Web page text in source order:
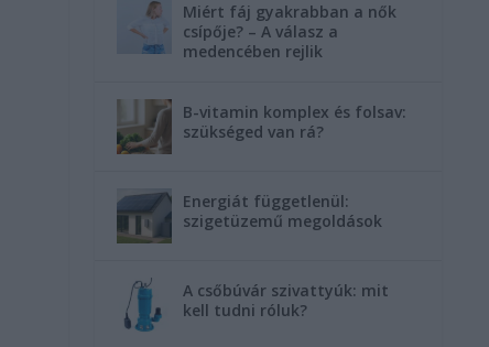
Miért fáj gyakrabban a nők
csípője? – A válasz a
medencében rejlik
B-vitamin komplex és folsav:
szükséged van rá?
Energiát függetlenül:
szigetüzemű megoldások
A csőbúvár szivattyúk: mit
kell tudni róluk?